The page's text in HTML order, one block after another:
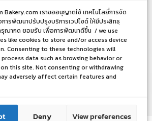
Bakery.com เราขออนุญาตใช้ เทคโนโลยี่การจัด
การพัฒนาปรับปรุงบริการเวปไซด์ ให้มีประสิทธฺ
ณากด ยอมรับ เพื่อการพัฒนาดีขึ้น / we use
like cookies to store and/or access device
Consenting to these technologies will
data such as browsing behavior or
this site. Not consenting or withdrawing
adversely affect certain features and
Deny View preferences
02 519 8212
ติดต่อเรา
ติดต่อเรา